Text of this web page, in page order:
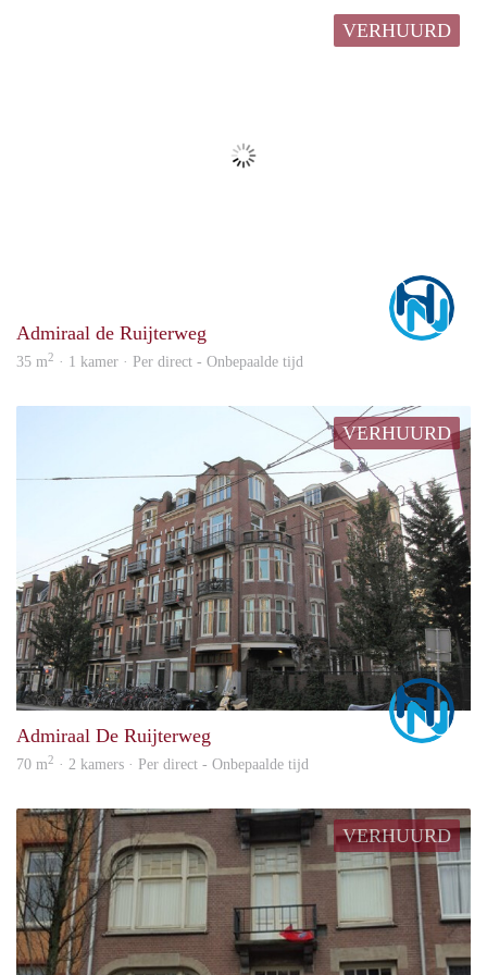
VERHUURD
Admiraal de Ruijterweg
35 m2 · 1 kamer · Per direct - Onbepaalde tijd
VERHUURD
Admiraal De Ruijterweg
70 m2 · 2 kamers · Per direct - Onbepaalde tijd
VERHUURD